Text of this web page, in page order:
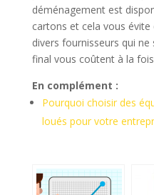
déménagement est
cartons et cela vous
divers fournisseurs qui
final vous coûtent à la
En complément :
Pourquoi choisir des
loués pour votre